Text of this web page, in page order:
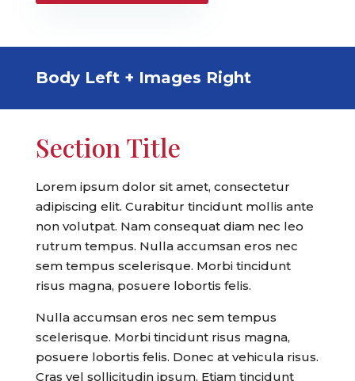
Body Left + Images Right
Section Title
Lorem ipsum dolor sit amet, consectetur
adipiscing elit. Curabitur tincidunt mollis ante
non volutpat. Nam consequat diam nec leo
rutrum tempus. Nulla accumsan eros nec
sem tempus scelerisque. Morbi tincidunt
risus magna, posuere lobortis felis.
Nulla accumsan eros nec sem tempus
scelerisque. Morbi tincidunt risus magna,
posuere lobortis felis. Donec at vehicula risus.
Cras vel sollicitudin ipsum. Etiam tincidunt